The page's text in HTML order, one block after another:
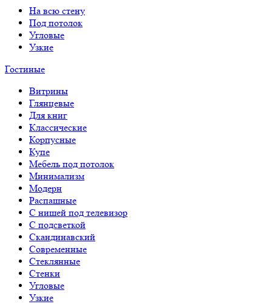
На всю стену
Под потолок
Угловые
Узкие
Гостиные
Витрины
Глянцевые
Для книг
Классические
Корпусные
Купе
Мебель под потолок
Минимализм
Модерн
Распашные
С нишей под телевизор
С подсветкой
Скандинавский
Современные
Стеклянные
Стенки
Угловые
Узкие